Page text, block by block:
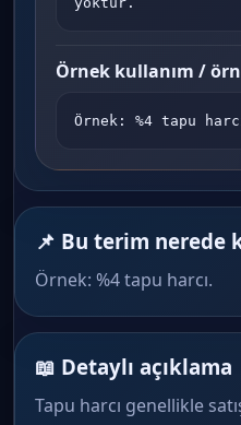
Örnek kullanım /
Örnek: %4 tapu
📌 Bu terim nerede
Örnek: %4 tapu harcı.
📖 Detaylı açıklama
Tapu harcı genellikle